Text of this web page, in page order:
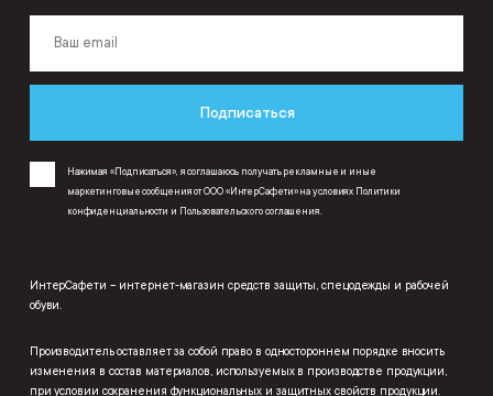
Подписаться
Нажимая «Подписаться», я соглашаюсь получать рекламные и иные
маркетинговые сообщения от ООО «ИнтерСафети» на условиях Политики
конфиденциальности и Пользовательского соглашения.
ИнтерСафети – интернет-магазин средств защиты, спецодежды и рабочей
обуви.
Производитель оставляет за собой право в одностороннем порядке вносить
изменения в состав материалов, используемых в производстве продукции,
при условии сохранения функциональных и защитных свойств продукции.